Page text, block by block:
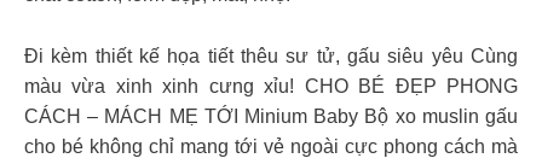
Đi kèm thiết kế họa tiết thêu sư tử, gấu siêu yêu Cùng
màu vừa xinh xinh cưng xỉu! CHO BÉ ĐẸP PHONG
CÁCH – MÁCH MẸ TỚI Minium Baby Bộ xo muslin gấu
cho bé không chỉ mang tới vẻ ngoài cực phong cách mà